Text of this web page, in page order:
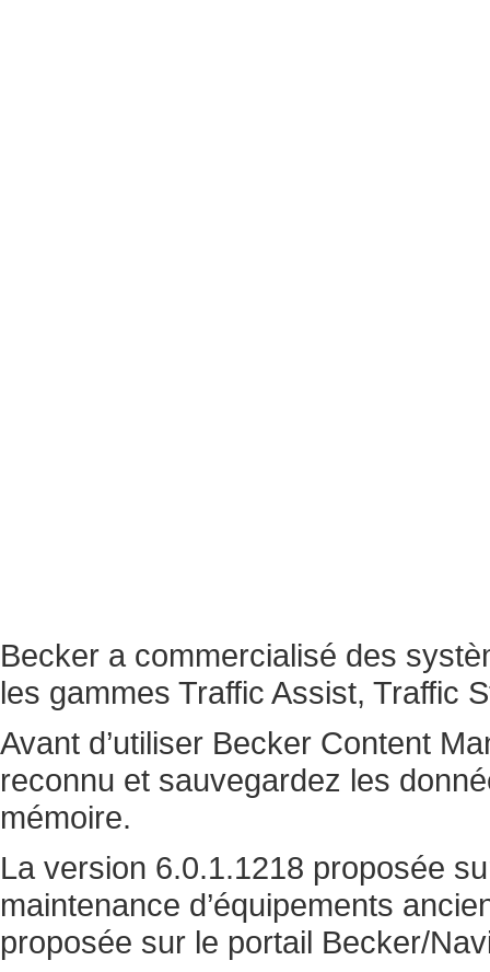
Becker a commercialisé des
les gammes Traffic Assist, Traffic
Avant d’utiliser Becker Content
reconnu et sauvegardez les
mémoire.
La version 6.0.1.1218 proposée
maintenance d’équipements
proposée sur le portail Becker/